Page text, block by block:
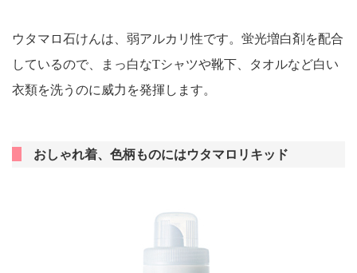
ウタマロ石けんは、弱アルカリ性です。蛍光増白剤を配合
しているので、まっ白なTシャツや靴下、タオルなど白い
衣類を洗うのに威力を発揮します。
おしゃれ着、色柄ものにはウタマロリキッド